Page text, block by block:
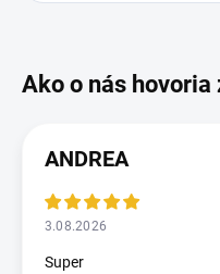
ANDREA
3.08.2026
Super